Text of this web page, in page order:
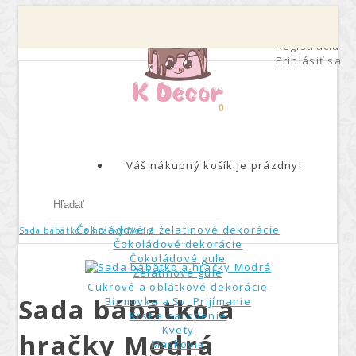
Registrácia
Prihlásiť sa
0
Váš nákupný košík je prázdny!
Čokoládové a želatínové dekorácie
Čokoládové dekorácie
Čokoládové gule
Želatínové gule
Cukrové a oblátkové dekorácie
Birmovka a Sv. Prijímanie
Krst a narodenie
Kvety
Mackovia
Sada bábätko a hračky Modrá
Sada bábätko a
hračky Modrá